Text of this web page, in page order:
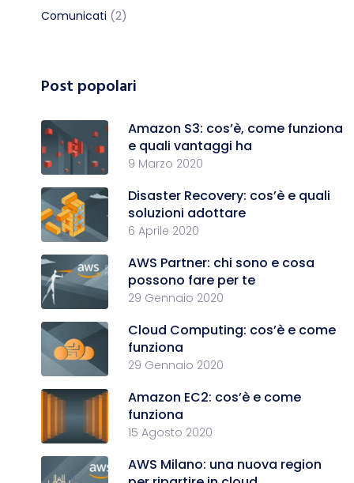
Comunicati (2)
Post popolari
Amazon S3: cos’è, come funziona
e quali vantaggi ha
9 Marzo 2020
Disaster Recovery: cos’è e quali
soluzioni adottare
6 Aprile 2020
AWS Partner: chi sono e cosa
possono fare per te
29 Gennaio 2020
Cloud Computing: cos’è e come
funziona
29 Gennaio 2020
Amazon EC2: cos’è e come
funziona
15 Agosto 2020
AWS Milano: una nuova region